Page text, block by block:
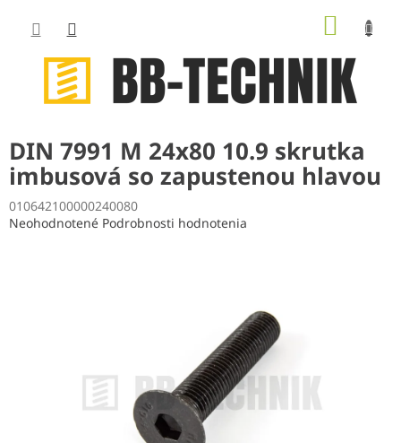
obsah
DIN 7991 M 24x80 10.9 skrutka
imbusová so zapustenou hlavou
010642100000240080
Priemerné
Neohodnotené Podrobnosti hodnotenia